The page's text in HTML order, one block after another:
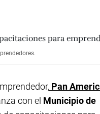
Pan
con el Municipio de